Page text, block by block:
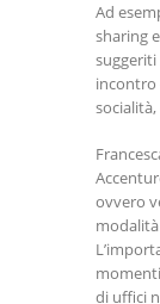
Ad
sharing
incontro
ovvero
di uffici